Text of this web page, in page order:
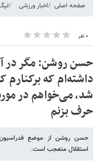
صفحه اصلی اخبار ورزشی
۰ نفر
حسن روشن: مگر در
داشته‌ام که برکنارم
شد، می‌خواهم در
حرف بزنم
حسن روشن از موضع فدراسیون
استقلال متعجب است.